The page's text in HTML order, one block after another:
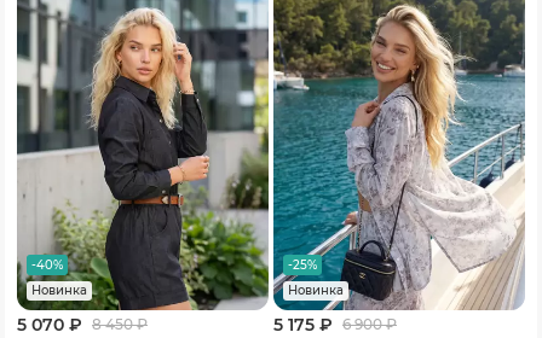
-40%
Новинка
5 070 ₽ 8 450₽
-25%
Новинка
5 175 ₽ 6 900₽